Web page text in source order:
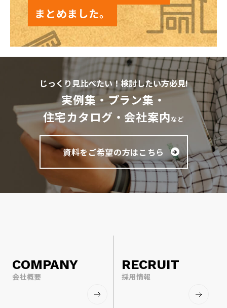
まとめました。
じっくり見比べたい！検討したい方必見!
実例集・プラン集・
住宅カタログ・会社案内など
資料をご希望の方はこちら
COMPANY
会社概要
RECRUIT
採用情報